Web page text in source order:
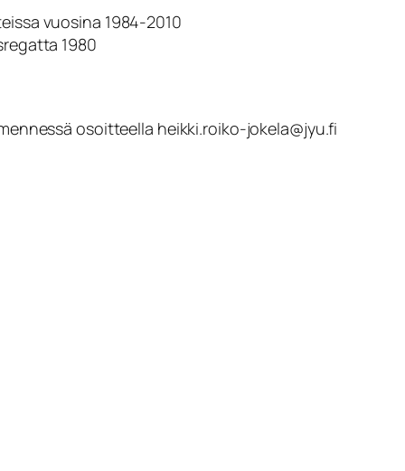
vuosina 1984-2010
1980
osoitteella heikki.roiko-jokela@jyu.fi